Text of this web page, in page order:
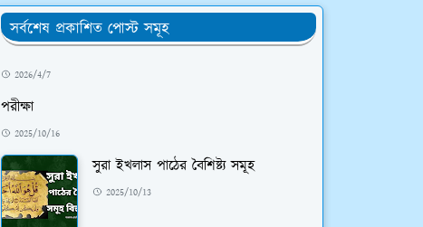
সর্বশেষ প্রকাশিত পোস্ট সমূহ
2026/4/7
পরীক্ষা
2025/10/16
সুরা ইখলাস পাঠের বৈশিষ্ট্য সমূহ
2025/10/13